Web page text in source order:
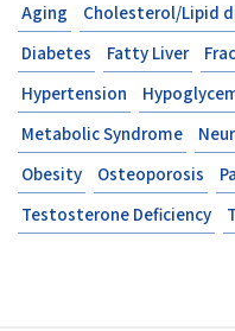
Aging Cholesterol/Lipid
Diabetes
Fatty Liver
Hypertension
Metabolic Syndrome
Obesity
Osteoporosis
Testosterone Deficiency